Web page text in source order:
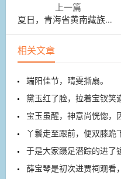
上一篇
夏日，青海省黄南藏族自治州泽库县境内水草丰饶
相关文章
端阳佳节，晴雯撕扇。
黛玉红了脸，拉着宝钗笑
宝玉虽醒，神意尚恍惚，
丫鬟走至跟前，便双膝跪
于是大家蹑足潜踪的进了
薛宝琴是初次进贾祠观看